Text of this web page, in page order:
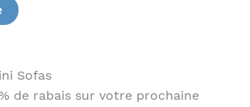
Sofas
de rabais sur votre prochaine